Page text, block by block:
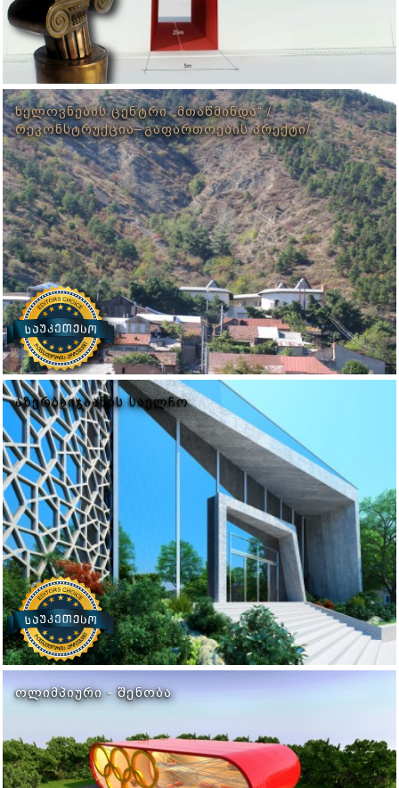
ᲮᲔᲚᲝᲕᲜᲔᲑᲘᲡ ᲪᲔᲜᲢᲠᲘ „ᲛᲗᲐᲬᲛᲘᲜᲓᲐ“ /
ᲠᲔᲙᲝᲜᲡᲢᲠᲣᲥᲪᲘᲐ–ᲒᲐᲤᲐᲠᲗᲝᲔᲑᲘᲡ ᲞᲠᲔᲥᲢᲘ/
ᲐᲖᲔᲠᲑᲐᲘᲯᲐᲐᲜᲘᲡ ᲡᲐᲔᲚᲩᲝ
ᲝᲚᲘᲛᲞᲘᲣᲠᲘ - ᲨᲔᲜᲝᲑᲐ